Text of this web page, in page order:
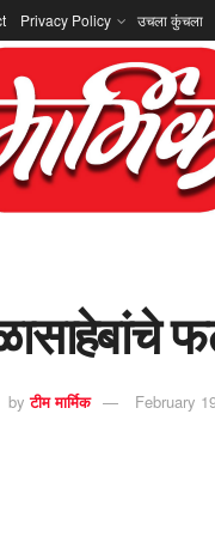
Privacy Policy उचला कुंचला
by टीम मार्मिक February